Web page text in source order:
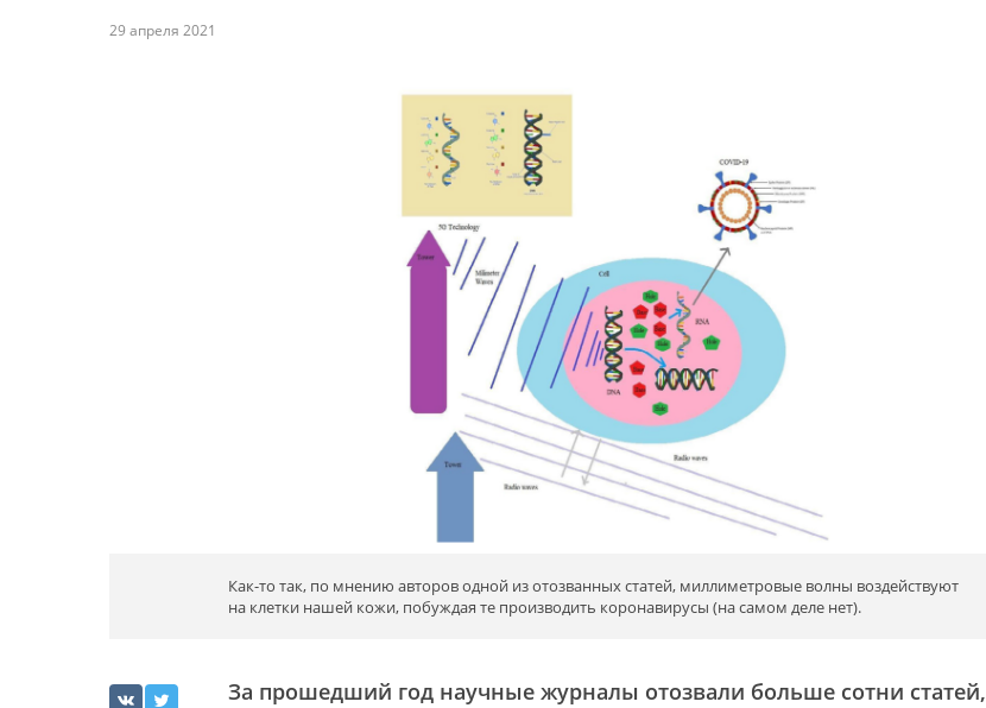
29 апреля 2021
Как-то так, по мнению авторов одной из отозванных статей, миллиметровые волны воздействуют
на клетки нашей кожи, побуждая те производить коронавирусы (на самом деле нет).
За прошедший год научные журналы отозвали больше сотни статей,